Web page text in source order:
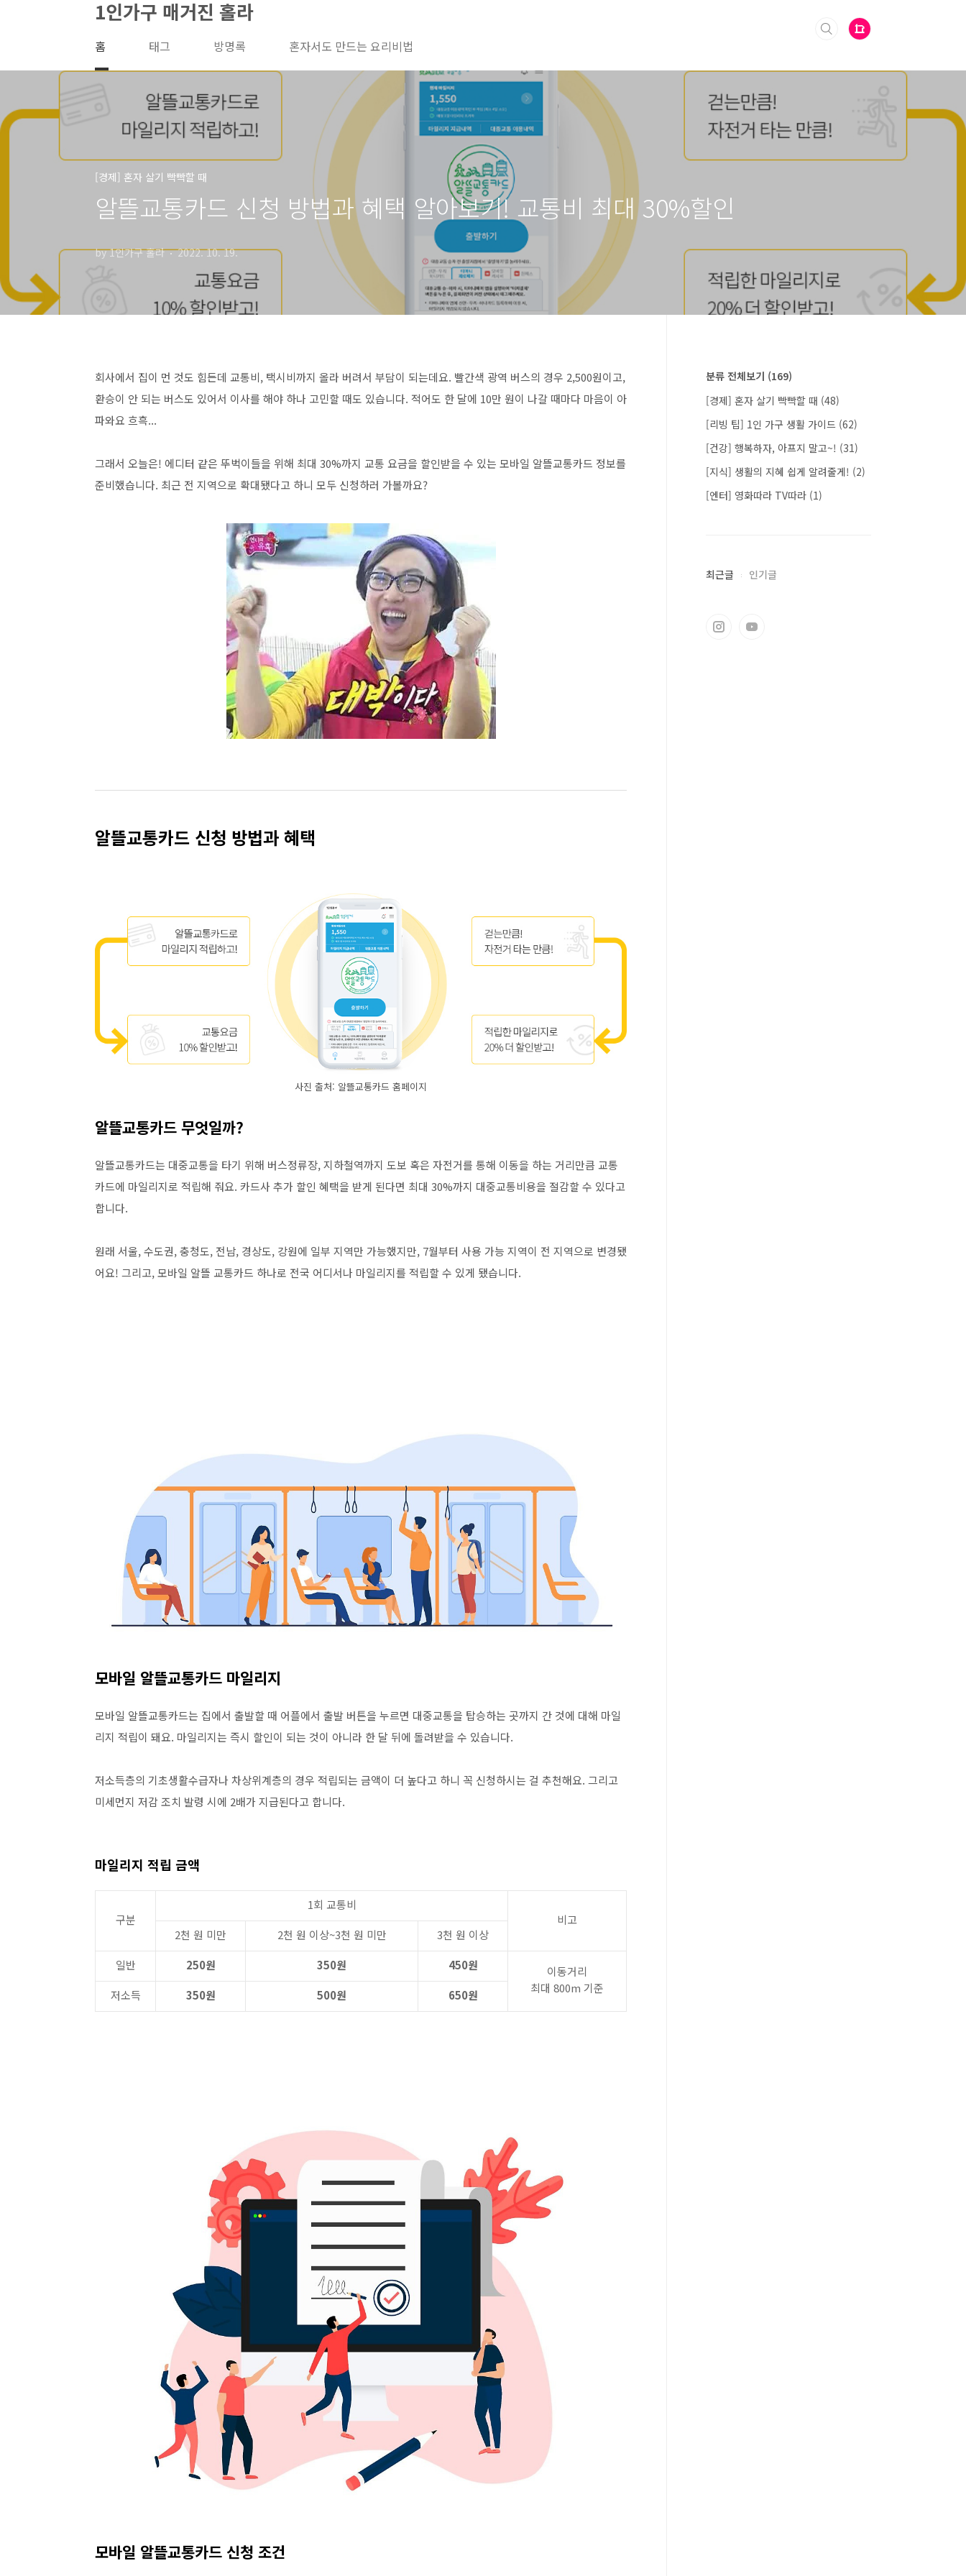
1인가구 매거진 홀라
홈 태그 방명록 혼자서도 만드는 요리비법
[경제] 혼자 살기 빡빡할 때
알뜰교통카드 신청 방법과 혜택 알아보기! 교통비 최대 30%할인
by 1인가구 홀라 2022. 10. 19.
회사에서 집이 먼 것도 힘든데 교통비, 택시비까지 올라 버려서 부담이 되는데요. 빨간색 광역 버스의 경우 2,500원이고,
환승이 안 되는 버스도 있어서 이사를 해야 하나 고민할 때도 있습니다. 적어도 한 달에 10만 원이 나갈 때마다 마음이 아
파와요 흐흑...
그래서 오늘은! 에디터 같은 뚜벅이들을 위해 최대 30%까지 교통 요금을 할인받을 수 있는 모바일 알뜰교통카드 정보를
준비했습니다. 최근 전 지역으로 확대됐다고 하니 모두 신청하러 가볼까요?
알뜰교통카드 신청 방법과 혜택
사진 출처: 알뜰교통카드 홈페이지
알뜰교통카드 무엇일까?
알뜰교통카드는 대중교통을 타기 위해 버스정류장, 지하철역까지 도보 혹은 자전거를 통해 이동을 하는 거리만큼 교통
카드에 마일리지로 적립해 줘요. 카드사 추가 할인 혜택을 받게 된다면 최대 30%까지 대중교통비용을 절감할 수 있다고
합니다.
원래 서울, 수도권, 충청도, 전남, 경상도, 강원에 일부 지역만 가능했지만, 7월부터 사용 가능 지역이 전 지역으로 변경됐
어요! 그리고, 모바일 알뜰 교통카드 하나로 전국 어디서나 마일리지를 적립할 수 있게 됐습니다.
모바일 알뜰교통카드 마일리지
모바일 알뜰교통카드는 집에서 출발할 때 어플에서 출발 버튼을 누르면 대중교통을 탑승하는 곳까지 간 것에 대해 마일
리지 적립이 돼요. 마일리지는 즉시 할인이 되는 것이 아니라 한 달 뒤에 돌려받을 수 있습니다.
저소득층의 기초생활수급자나 차상위계층의 경우 적립되는 금액이 더 높다고 하니 꼭 신청하시는 걸 추천해요. 그리고
미세먼지 저감 조치 발령 시에 2배가 지급된다고 합니다.
마일리지 적립 금액
구분
1회 교통비
비고
2천 원 미만
2천 원 이상~3천 원 미만
3천 원 이상
일반
250원 350원 450원
이동거리
최대 800m 기준
저소득 350원 500원 650원
모바일 알뜰교통카드 신청 조건
분류 전체보기 (169)
[경제] 혼자 살기 빡빡할 때 (48)
[리빙 팁] 1인 가구 생활 가이드 (62)
[건강] 행복하자, 아프지 말고~! (31)
[지식] 생활의 지혜 쉽게 알려줄게! (2)
[엔터] 영화따라 TV따라 (1)
최근글 인기글